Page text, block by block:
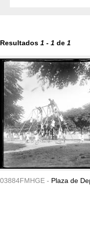
Resultados 1 - 1 de 1
03884FMHGE - Plaza de